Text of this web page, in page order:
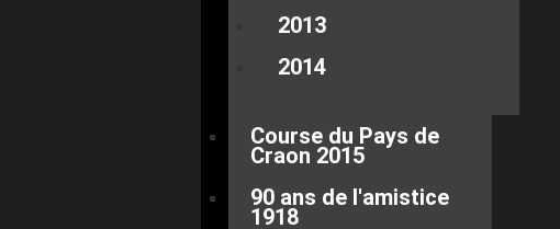
2013
2014
Course du Pays de
Craon 2015
90 ans de l'amistice
1918